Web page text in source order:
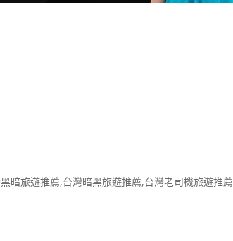
暗旅遊推薦,台灣暗黑旅遊推薦,台灣老司機旅遊推薦